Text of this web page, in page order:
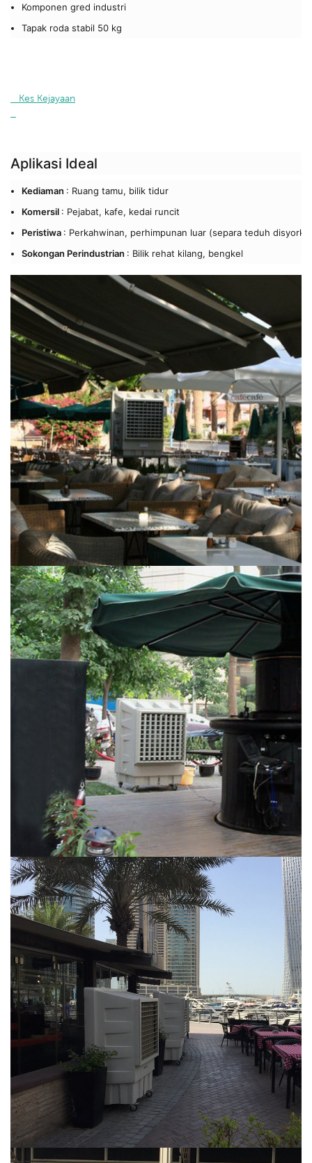
Komponen gred industri
Tapak roda stabil 50 kg
Aplikasi Ideal
Kediaman : Ruang tamu, bilik tidur
Komersil : Pejabat, kafe, kedai runcit
Peristiwa : Perkahwinan, perhimpunan luar (separa teduh
Sokongan Perindustrian : Bilik rehat kilang, bengkel